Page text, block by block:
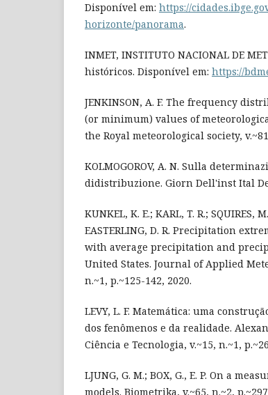
Disponível em: https://
horizonte/panorama.
INMET, INSTITUTO NACIONAL DE
históricos. Disponível em: https://
JENKINSON, A. F. The frequency
(or minimum) values of
the Royal meteorological society,
KOLMOGOROV, A. N. Sulla
didistribuzione. Giorn Dell'inst Ital
KUNKEL, K. E.; KARL, T. R.; SQUIRES,
EASTERLING, D. R. Precipitation
with average precipitation and
United States. Journal of Applied
n.~1, p.~125-142, 2020.
LEVY, L. F. Matemática: uma
dos fenômenos e da realidade.
Ciência e Tecnologia, v.~15, n.~1,
LJUNG, G. M.; BOX, G., E. P. On a
models. Biometrika, v.~65, n.~2,